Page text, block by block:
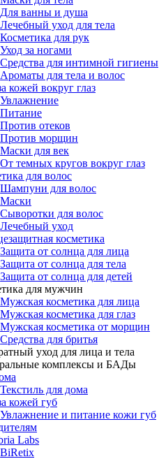
Для ванны и душа
Лечебный уход для тела
Косметика для рук
Уход за ногами
Средства для интимной гигиены
Ароматы для тела и волос
кожей вокруг глаз
Увлажнение
Питание
Против отеков
Против морщин
Маски для век
От темных кругов вокруг глаз
для волос
Шампуни для волос
Маски
Сыворотки для волос
Лечебный уход
косметика
Защита от солнца для лица
Защита от солнца для тела
Защита от солнца для детей
для мужчин
Мужская косметика для лица
Мужская косметика для глаз
Мужская косметика от морщин
Средства для бритья
уход для лица и тела
комплексы и БАДы
Текстиль для дома
кожей губ
Увлажнение и питание кожи губ
Labs
BiRetix